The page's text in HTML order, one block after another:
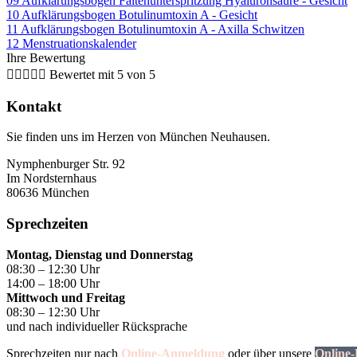
10 Aufklärungsbogen Botulinumtoxin A - Gesicht
11 Aufklärungsbogen Botulinumtoxin A - Axilla Schwitzen
12 Menstruationskalender
Ihre Bewertung
     Bewertet mit 5 von 5
Kontakt
Sie finden uns im Herzen von München Neuhausen.
Nymphenburger Str. 92
Im Nordsternhaus
80636 München
Sprechzeiten
Montag, Dienstag und Donnerstag
08:30 – 12:30 Uhr
14:00 – 18:00 Uhr
Mittwoch und Freitag
08:30 – 12:30 Uhr
und nach individueller Rücksprache
Sprechzeiten nur nach Online-Anmeldung oder über unsere Online-